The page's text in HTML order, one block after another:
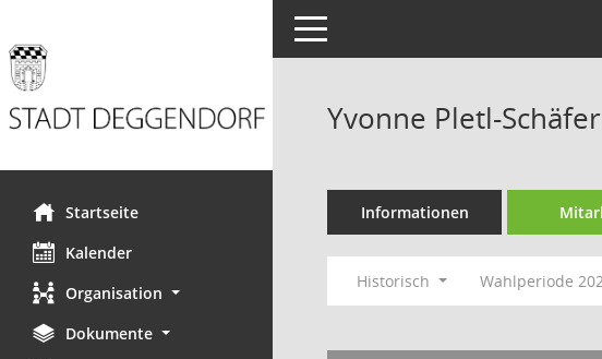
Startseite
Kalender
Organisation
Dokumente
Toggle navigation
Yvonne Pletl-Schäfer
Informationen
Historisch Wahlperiode